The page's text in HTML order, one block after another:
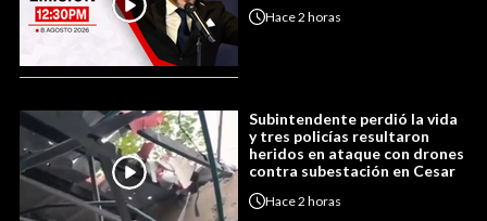
Hace2 horas
Subintendente perdió la vida
y tres policías resultaron
heridos en ataque con drones
contra subestación en Cesar
Hace2 horas